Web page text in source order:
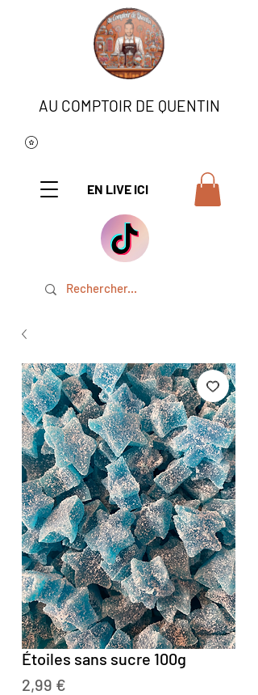
EN LIVE ICI
AU COMPTOIR DE QUENTIN
Étoiles sans sucre 100g
2,99 €